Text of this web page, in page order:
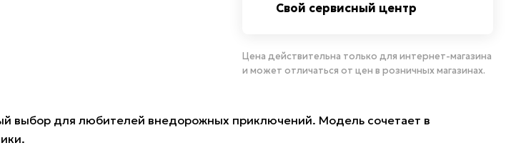
Свой сервисный центр
Цена действительна только для интернет-магазина
и может отличаться от цен в розничных магазинах.
выбор для любителей внедорожных приключений. Модель сочетает в